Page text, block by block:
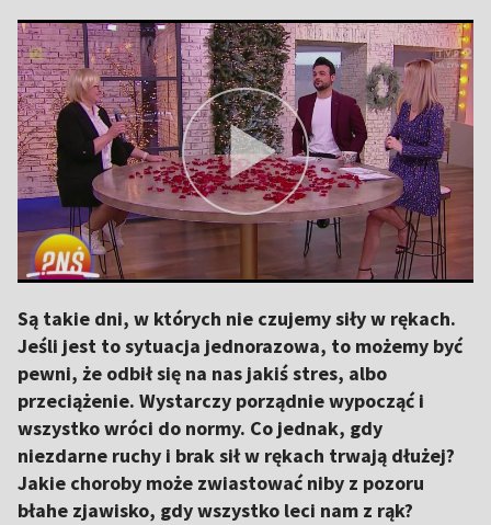
Są takie dni, w których nie czujemy siły w rękach.
Jeśli jest to sytuacja jednorazowa, to możemy być
pewni, że odbił się na nas jakiś stres, albo
przeciążenie. Wystarczy porządnie wypocząć i
wszystko wróci do normy. Co jednak, gdy
niezdarne ruchy i brak sił w rękach trwają dłużej?
Jakie choroby może zwiastować niby z pozoru
błahe zjawisko, gdy wszystko leci nam z rąk?